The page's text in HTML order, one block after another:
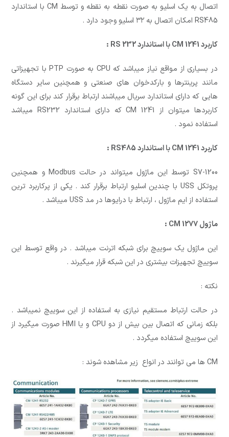
اتصال به یک اسلیو به صورت نقطه به نقطه و توسط CM با استاندارد
RS485 امکان اتصال به ۳۲ اسلیو وجود دارد .
کاربرد CM 1241 با استاندارد RS 232 :
در بسیاری از مواقع نیاز میباشد که CPU به صورت PTP با تجهیزاتی
مانند پرینترها و بارکدخوان های صنعتی و همچنین سایر دستگاه
هایی که دارای استاندارد سریال میباشند ارتباط برقرار کند برای این گونه
کاربردها میتوان از CM 1241 که دارای استاندارد RS232 میباشد
استفاده نمود .
کاربرد CM 1241 با استاندارد RS485 :
S7-1200 توسط این ماژول میتواند در حالت Modbus و همچنین
پروتکل USS با چندین اسلیو ارتباط برقرار کند . یکی از پرکاربرد ترین
استفاده از ایم ماژول ، ارتباط با درایوها در مد USS میباشد .
ماژول CM 1277 :
این ماژول یک سوییچ برای شبکه اترنت میباشد . در واقع توسط این
سوییچ تجهیزات بیشتری در این شبکه قرار میگیرند .
نکته :
در حالت ارتباط مستقیم نیازی به استفاده از این سوییچ نمیباشد .
بلکه زمانی که اتصال بین بیش از دو CPU و یا HMI صورت میگیرد از
این سوییچ استفاده میگردد .
CM ها می توانند در انواع زیر مشاهده شوند :